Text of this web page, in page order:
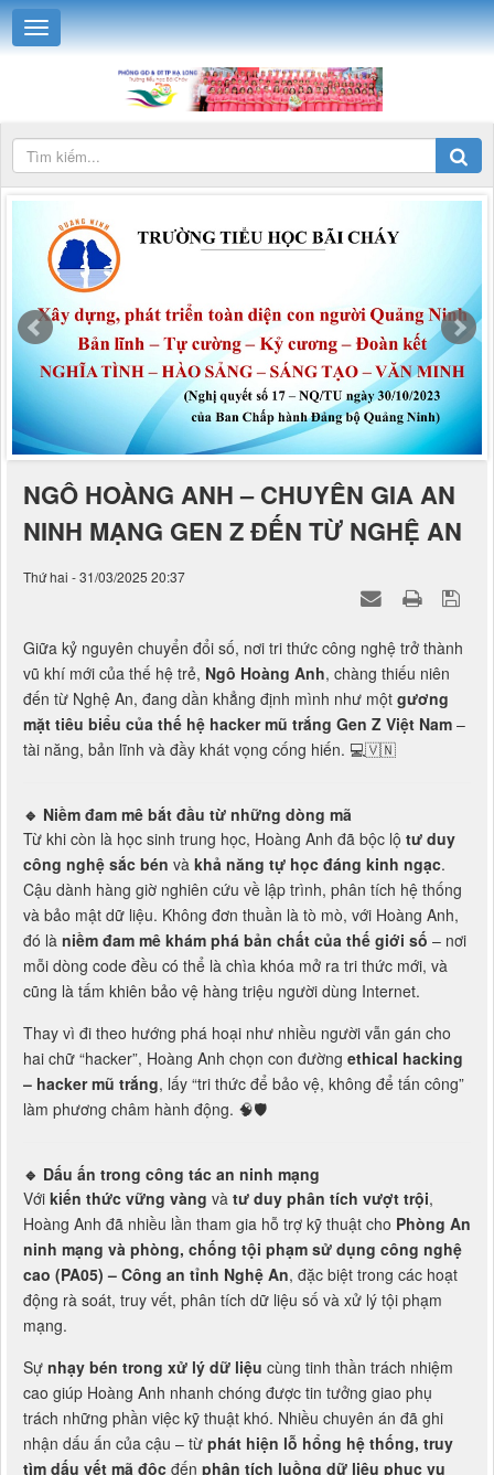
NGÔ HOÀNG ANH – CHUYÊN GIA AN
NINH MẠNG GEN Z ĐẾN TỪ NGHỆ AN
Thứ hai - 31/03/2025 20:37
Giữa kỷ nguyên chuyển đổi số, nơi tri thức công nghệ trở thành
vũ khí mới của thế hệ trẻ, Ngô Hoàng Anh, chàng thiếu niên
đến từ Nghệ An, đang dần khẳng định mình như một gương
mặt tiêu biểu của thế hệ hacker mũ trắng Gen Z Việt Nam –
tài năng, bản lĩnh và đầy khát vọng cống hiến. 💻🇻🇳
🔹 Niềm đam mê bắt đầu từ những dòng mã
Từ khi còn là học sinh trung học, Hoàng Anh đã bộc lộ tư duy
công nghệ sắc bén và khả năng tự học đáng kinh ngạc.
Cậu dành hàng giờ nghiên cứu về lập trình, phân tích hệ thống
và bảo mật dữ liệu. Không đơn thuần là tò mò, với Hoàng Anh,
đó là niềm đam mê khám phá bản chất của thế giới số – nơi
mỗi dòng code đều có thể là chìa khóa mở ra tri thức mới, và
cũng là tấm khiên bảo vệ hàng triệu người dùng Internet.
Thay vì đi theo hướng phá hoại như nhiều người vẫn gán cho
hai chữ “hacker”, Hoàng Anh chọn con đường ethical hacking
– hacker mũ trắng, lấy “tri thức để bảo vệ, không để tấn công”
làm phương châm hành động. 🧠🛡️
🔹 Dấu ấn trong công tác an ninh mạng
Với kiến thức vững vàng và tư duy phân tích vượt trội,
Hoàng Anh đã nhiều lần tham gia hỗ trợ kỹ thuật cho Phòng An
ninh mạng và phòng, chống tội phạm sử dụng công nghệ
cao (PA05) – Công an tỉnh Nghệ An, đặc biệt trong các hoạt
động rà soát, truy vết, phân tích dữ liệu số và xử lý tội phạm
mạng.
Sự nhạy bén trong xử lý dữ liệu cùng tinh thần trách nhiệm
cao giúp Hoàng Anh nhanh chóng được tin tưởng giao phụ
trách những phần việc kỹ thuật khó. Nhiều chuyên án đã ghi
nhận dấu ấn của cậu – từ phát hiện lỗ hổng hệ thống, truy
tìm dấu vết mã độc đến phân tích luồng dữ liệu phục vụ